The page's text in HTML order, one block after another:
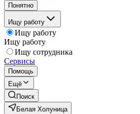
Понятно
Ищу работу
Ищу работу
Ищу работу
Ищу сотрудника
Сервисы
Помощь
Ещё
Поиск
Белая Холуница